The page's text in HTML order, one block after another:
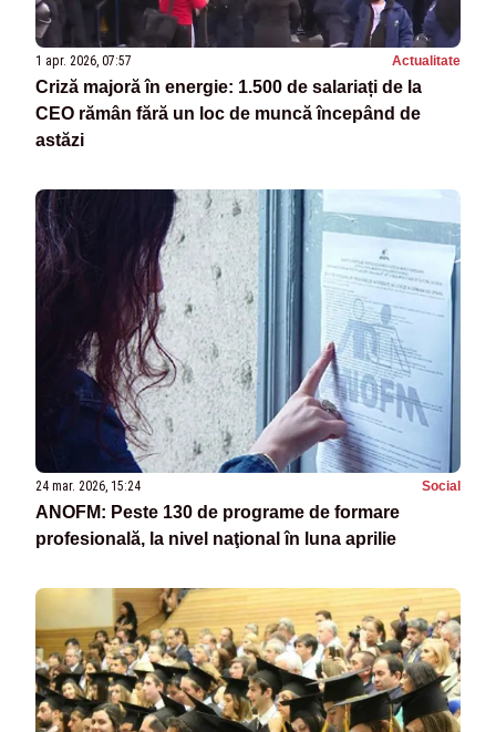
1 apr. 2026, 07:57 Actualitate
Criză majoră în energie: 1.500 de salariați de la
CEO rămân fără un loc de muncă începând de
astăzi
24 mar. 2026, 15:24 Social
ANOFM: Peste 130 de programe de formare
profesională, la nivel naţional în luna aprilie